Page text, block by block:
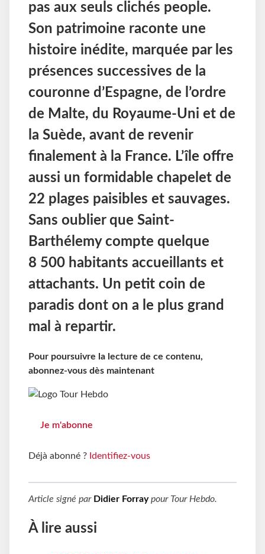
pas aux seuls clichés people.
Son patrimoine raconte une
histoire inédite, marquée par les
présences successives de la
couronne d’Espagne, de l’ordre
de Malte, du Royaume-Uni et de
la Suède, avant de revenir
finalement à la France. L’île offre
aussi un formidable chapelet de
22 plages paisibles et sauvages.
Sans oublier que Saint-
Barthélemy compte quelque
8 500 habitants accueillants et
attachants. Un petit coin de
paradis dont on a le plus grand
mal à repartir.
Pour poursuivre la lecture de ce contenu,
abonnez-vous dès maintenant
Je m'abonne
Déjà abonné ? Identifiez-vous
Article signé par Didier Forraypour Tour Hebdo.
À lire aussi